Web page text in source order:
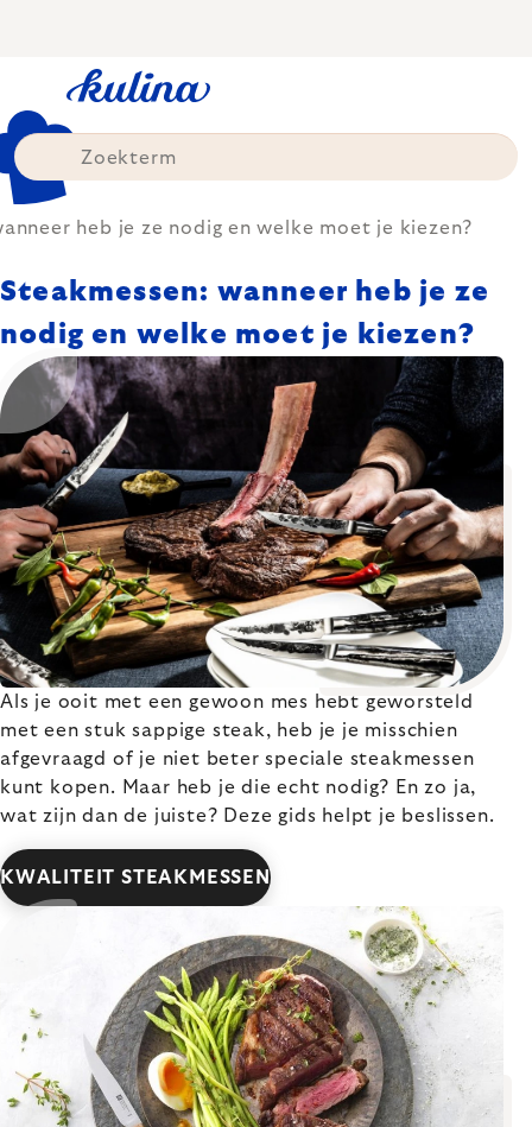
heb je ze nodig en welke moet je kiezen?
Steakmessen: wanneer heb je ze
nodig en welke moet je kiezen?
Als je ooit met een gewoon mes hebt geworsteld
met een stuk sappige steak, heb je je misschien
afgevraagd of je niet beter speciale steakmessen
kunt kopen. Maar heb je die echt nodig? En zo ja,
wat zijn dan de juiste? Deze gids helpt je beslissen.
KWALITEIT STEAKMESSEN